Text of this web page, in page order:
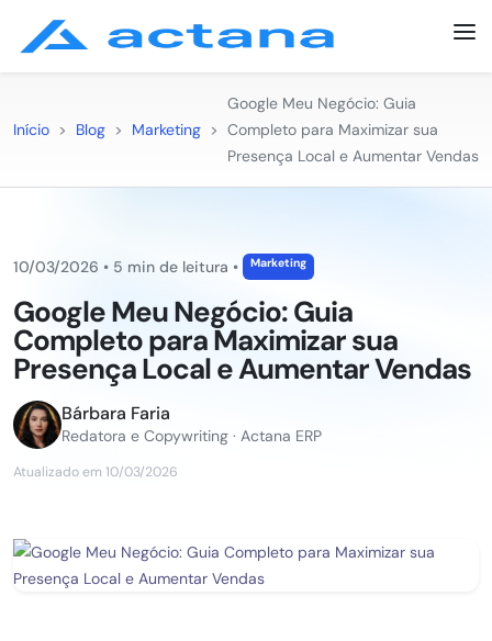
Início > Blog > Marketing >
Google Meu Negócio: Guia
Completo para Maximizar sua
Presença Local e Aumentar Vendas
10/03/2026 • 5 min de leitura • Marketing
Google Meu Negócio: Guia
Completo para Maximizar sua
Presença Local e Aumentar Vendas
Bárbara Faria
Redatora e Copywriting · Actana ERP
Atualizado em 10/03/2026